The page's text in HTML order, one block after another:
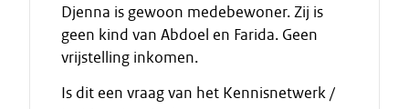
Djenna is gewoon medebewoner. Zij is
geen kind van Abdoel en Farida. Geen
vrijstelling inkomen.
Is dit een vraag van het Kennisnetwerk /